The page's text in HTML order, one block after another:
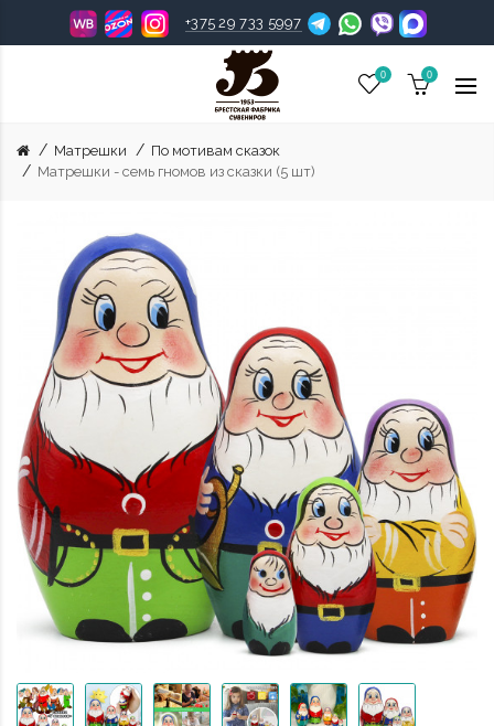
+375 29 733 5997
0 0
Матрешки
По мотивам сказок
Матрешки - семь гномов из сказки (5 шт)